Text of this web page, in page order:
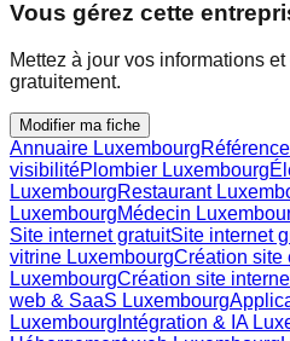
Vous gérez cette
Mettez à jour vos informations
gratuitement.
Modifier ma fiche
Annuaire Luxembourg
visibilitéPlombier Luxembourg
LuxembourgRestaurant
LuxembourgMédecin
Site internet gratuitSite internet
vitrine LuxembourgCréation site
LuxembourgCréation site
web & SaaS Luxembourg
Luxembourg Intégration & IA